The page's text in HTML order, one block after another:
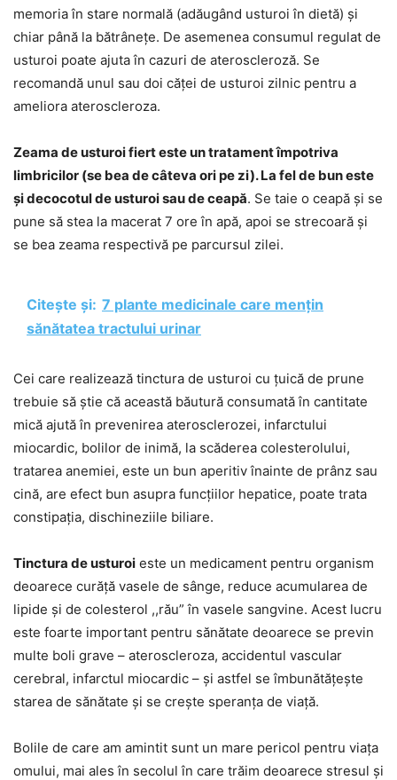
memoria în stare normală (adăugând usturoi în dietă) și
chiar până la bătrânețe. De asemenea consumul regulat de
usturoi poate ajuta în cazuri de ateroscleroză. Se
recomandă unul sau doi căței de usturoi zilnic pentru a
ameliora ateroscleroza.
Zeama de usturoi fiert este un tratament împotriva
limbricilor (se bea de câteva ori pe zi). La fel de bun este
și decocotul de usturoi sau de ceapă. Se taie o ceapă și se
pune să stea la macerat 7 ore în apă, apoi se strecoară și
se bea zeama respectivă pe parcursul zilei.
Citește și: 7 plante medicinale care mențin
sănătatea tractului urinar
Cei care realizează tinctura de usturoi cu țuică de prune
trebuie să știe că această băutură consumată în cantitate
mică ajută în prevenirea aterosclerozei, infarctului
miocardic, bolilor de inimă, la scăderea colesterolului,
tratarea anemiei, este un bun aperitiv înainte de prânz sau
cină, are efect bun asupra funcțiilor hepatice, poate trata
constipația, dischineziile biliare.
Tinctura de usturoi este un medicament pentru organism
deoarece curăță vasele de sânge, reduce acumularea de
lipide și de colesterol ,,rău” în vasele sangvine. Acest lucru
este foarte important pentru sănătate deoarece se previn
multe boli grave – ateroscleroza, accidentul vascular
cerebral, infarctul miocardic – și astfel se îmbunătățește
starea de sănătate și se crește speranța de viață.
Bolile de care am amintit sunt un mare pericol pentru viața
omului, mai ales în secolul în care trăim deoarece stresul și